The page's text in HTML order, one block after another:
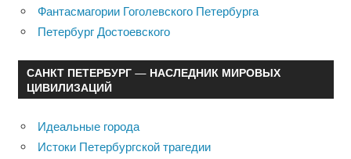
Фантасмагории Гоголевского Петербурга
Петербург Достоевского
САНКТ ПЕТЕРБУРГ — НАСЛЕДНИК МИРОВЫХ
ЦИВИЛИЗАЦИЙ
Идеальные города
Истоки Петербургской трагедии